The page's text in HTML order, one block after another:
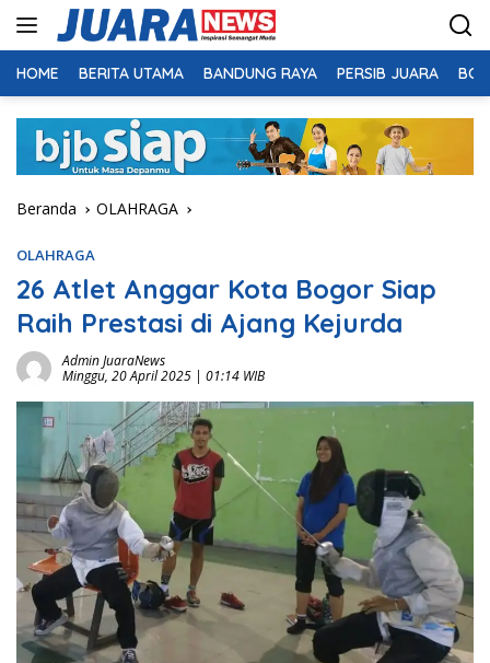
HOME BERITA UTAMA BANDUNG RAYA PERSIB JUARA
Beranda OLAHRAGA
OLAHRAGA
26 Atlet Anggar Kota Bogor Siap
Raih Prestasi di Ajang Kejurda
Admin JuaraNews
Minggu, 20 April 2025 | 01:14 WIB